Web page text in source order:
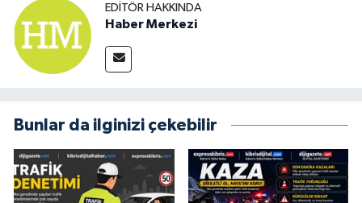
EDITÖR HAKKINDA
Haber Merkezi
Bunlar da ilginizi çekebilir